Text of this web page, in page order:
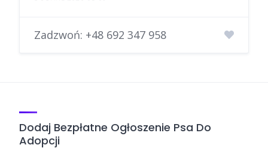
Zadzwoń: +48 692 347 958
Dodaj Bezpłatne Ogłoszenie Psa Do
Adopcji